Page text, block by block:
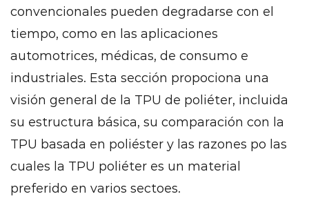
qué
TPU
de
poliéter?
5
Propiedades
clave
TPU
convencionales pueden degradarse con el
tiempo, como en las aplicaciones
automotrices, médicas, de consumo e
industriales. Esta sección propociona una
visión general de la TPU de poliéter, incluida
su estructura básica, su comparación con la
TPU basada en poliéster y las razones po las
cuales la TPU poliéter es un material
preferido en varios sectoes.